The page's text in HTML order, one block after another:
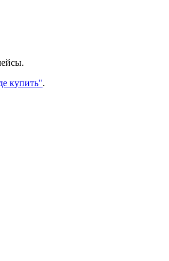
купить".